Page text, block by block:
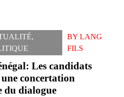
,
BY LANG
FILS
Les candidats
concertation
du dialogue